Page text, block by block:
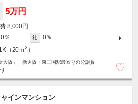
5万円
8,000円
0％ 礼
0％
1K（20ｍ2 ）
大阪」 新大阪・東三国駅最寄りの分譲賃
す
インマンション